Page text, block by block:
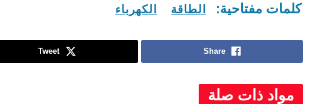
كلمات مفتاحية: الطاقة الكهرباء
Share
Tweet
مواد ذات صلة